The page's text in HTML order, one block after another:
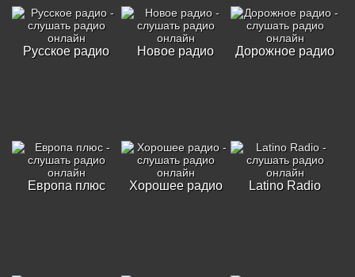
Русское радио Новое радио Дорожное радио
Европа плюс Хорошее радио Latino Radio